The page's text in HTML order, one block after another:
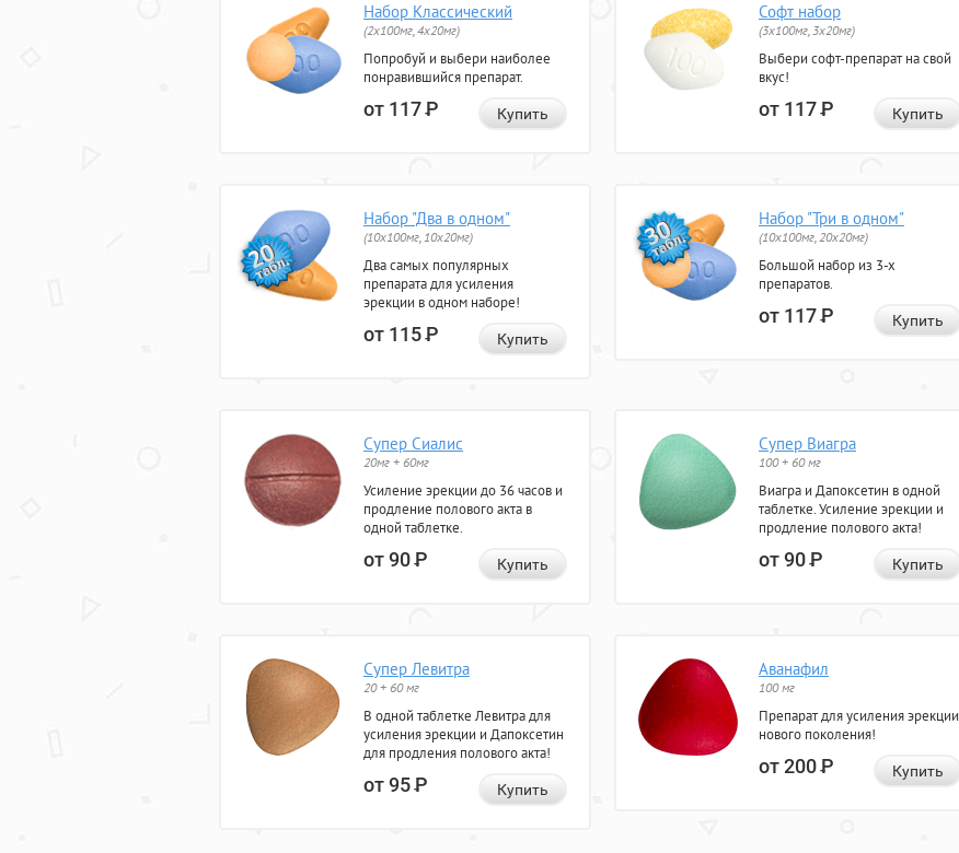
Набор Классический
(2x100мг, 4x20мг)
Попробуй и выбери наиболее
понравившийся препарат.
от 117Р Купить
Софт набор
(3x100мг, 3x20мг)
Выбери софт-препарат на свой
вкус!
от 117Р Купить
Набор "Два в одном"
(10x100мг, 10x20мг)
Два самых популярных
препарата для усиления
эрекции в одном наборе!
от 115Р Купить
Набор "Три в одном"
(10x100мг, 20x20мг)
Большой набор из 3-х
препаратов.
от 117Р Купить
Супер Сиалис
20мг + 60мг
Усиление эрекции до 36 часов и
продление полового акта в
одной таблетке.
от 90Р Купить
Супер Виагра
100 + 60 мг
Виагра и Дапоксетин в одной
таблетке. Усиление эрекции и
продление полового акта!
от 90Р Купить
Супер Левитра
20 + 60 мг
В одной таблетке Левитра для
усиления эрекции и Дапоксетин
для продления полового акта!
от 95Р Купить
Аванафил
100 мг
Препарат для усиления эрекции
нового поколения!
от 200Р Купить